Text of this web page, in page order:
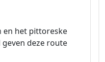
en het pittoreske
deze route